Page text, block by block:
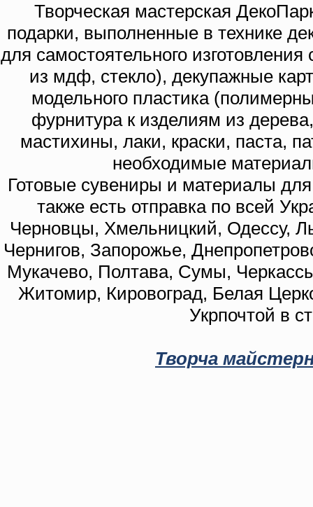
Творческая мастерская
подарки, выполненные в технике
для самостоятельного
из мдф, стекло), декупажные
модельного пластика
фурнитура к изделиям из
мастихины, лаки, краски, паста,
необходимые
Готовые сувениры и материалы
также есть отправка по всей
Черновцы, Хмельницкий, Одессу,
Чернигов, Запорожье,
Мукачево, Полтава, Сумы,
Житомир, Кировоград, Белая
Укрпочтой в
Творча